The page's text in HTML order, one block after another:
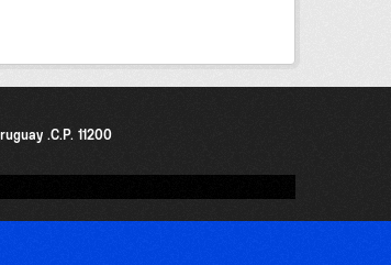
.C.P. 11200